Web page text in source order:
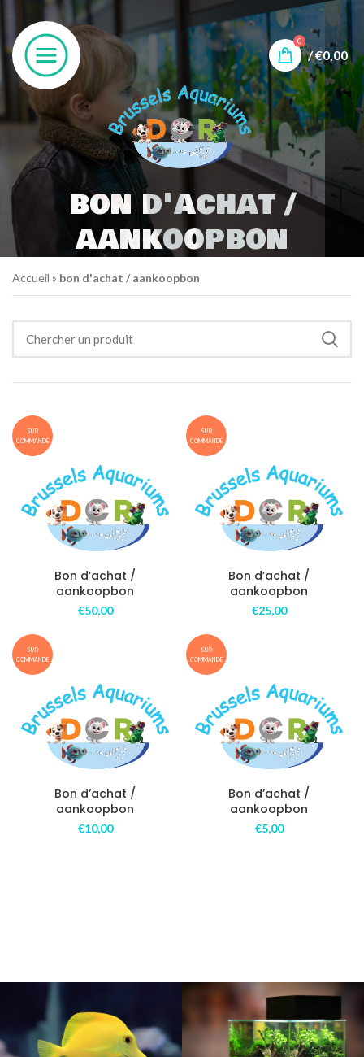
0
/€0,00
bon d'achat /
aankoopbon
Accueil » bon d'achat / aankoopbon
SUR
COMMANDE
Bon d’achat /
aankoopbon
€50,00
SUR
COMMANDE
Bon d’achat /
aankoopbon
€25,00
SUR
COMMANDE
Bon d’achat /
aankoopbon
€10,00
SUR
COMMANDE
Bon d’achat /
aankoopbon
€5,00